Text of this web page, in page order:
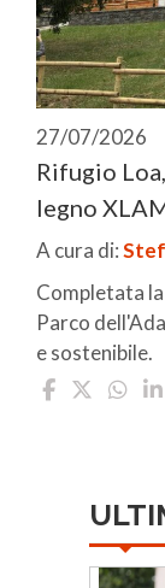
27/07/2026
Rifugio
legno
A cura di:
Completata
Parco
e sostenibile.